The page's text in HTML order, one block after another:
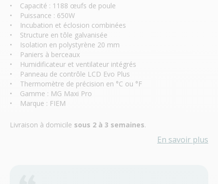
• Capacité : 1188 œufs de poule
• Puissance : 650W
• Incubation et éclosion combinées
• Structure en tôle galvanisée
• Isolation en polystyrène 20 mm
• Paniers à berceaux
• Humidificateur et ventilateur intégrés
• Panneau de contrôle LCD Evo Plus
• Thermomètre de précision en °C ou °F
• Gamme : MG Maxi Pro
• Marque : FIEM
Livraison à domicile sous 2 à 3 semaines.
En savoir plus